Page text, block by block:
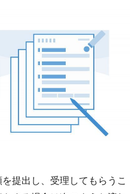
提出し、受理してもらうこ